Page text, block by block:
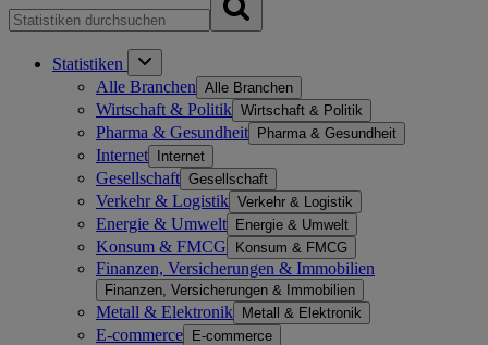
Statistiken
Alle Branchen Alle Branchen
Wirtschaft & Politik Wirtschaft & Politik
Pharma & Gesundheit Pharma & Gesundheit
Internet Internet
Gesellschaft Gesellschaft
Verkehr & Logistik Verkehr & Logistik
Energie & Umwelt Energie & Umwelt
Konsum & FMCG Konsum & FMCG
Finanzen, Versicherungen & Immobilien
Finanzen, Versicherungen & Immobilien
Metall & Elektronik Metall & Elektronik
E-commerce E-commerce